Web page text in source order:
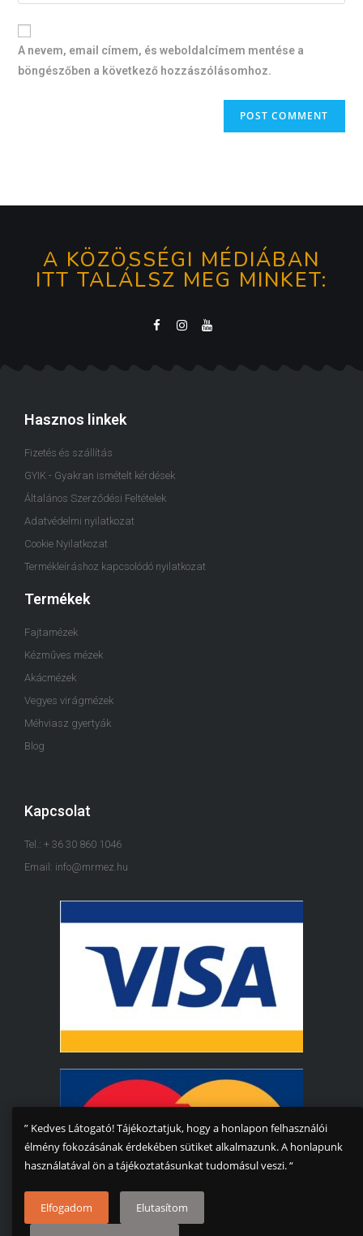
A nevem, email címem, és weboldalcímem mentése a
böngészőben a következő hozzászólásomhoz.
A KÖZÖSSÉGI MÉDIÁBAN
ITT TALÁLSZ MEG MINKET:
Hasznos linkek
Fizetés és szállítás
GYIK - Gyakran ismételt kérdések
Általános Szerződési Feltételek
Adatvédelmi nyilatkozat
Cookie Nyilatkozat
Termékleíráshoz kapcsolódó nyilatkozat
Termékek
Fajtamézek
Kézműves mézek
Akácmézek
Vegyes virágmézek
Méhviasz gyertyák
Blog
Kapcsolat
Tel.: + 36 30 860 1046
Email: info@mrmez.hu
” Kedves Látogató! Tájékoztatjuk, hogy a honlapon felhasználói
élmény fokozásának érdekében sütiket alkalmazunk. A honlapunk
használatával ön a tájékoztatásunkat tudomásul veszi. “
Elfogadom Elutasítom